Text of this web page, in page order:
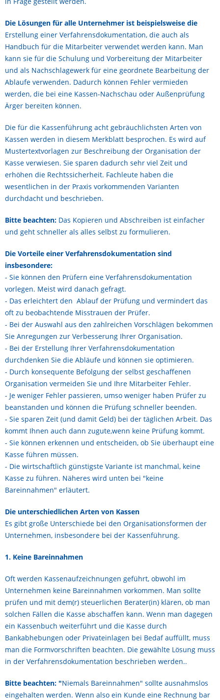
Die Lösungen für alle Unternehmer ist beispielsweise die
Erstellung einer Verfahrensdokumentation, die auch als
Handbuch für die Mitarbeiter verwendet werden kann. Man
kann sie für die Schulung und Vorbereitung der Mitarbeiter
und als Nachschlagewerk für eine geordnete Bearbeitung der
Ablaufe verwenden. Dadurch können Fehler vermieden
werden, die bei eine Kassen-Nachschau oder Außenprüfung
Ärger bereiten können.
Die für die Kassenführung acht gebräuchlichsten Arten von
Kassen werden in diesem Merkblatt besprochen. Es wird auf
Mustertextvorlagen zur Beschreibung der Organisation der
Kasse verwiesen. Sie sparen dadurch sehr viel Zeit und
erhöhen die Rechtssicherheit. Fachleute haben die
wesentlichen in der Praxis vorkommenden Varianten
durchdacht und beschrieben.
Bitte beachten: Das Kopieren und Abschreiben ist einfacher
und geht schneller als alles selbst zu formulieren.
Die Vorteile einer Verfahrensdokumentation sind
insbesondere:
- Sie können den Prüfern eine Verfahrensdokumentation
vorlegen. Meist wird danach gefragt.
- Das erleichtert den Ablauf der Prüfung und vermindert das
oft zu beobachtende Misstrauen der Prüfer.
- Bei der Auswahl aus den zahlreichen Vorschlägen bekommen
Sie Anregungen zur Verbesserung Ihrer Organisation.
- Bei der Erstellung Ihrer Verfahrensdokumentation
durchdenken Sie die Abläufe und können sie optimieren.
- Durch konsequente Befolgung der selbst geschaffenen
Organisation vermeiden Sie und Ihre Mitarbeiter Fehler.
- Je weniger Fehler passieren, umso weniger haben Prüfer zu
beanstanden und können die Prüfung schneller beenden.
- Sie sparen Zeit (und damit Geld) bei der täglichen Arbeit. Das
kommt Ihnen auch dann zugute,wenn keine Prüfung kommt.
- Sie können erkennen und entscheiden, ob Sie überhaupt eine
Kasse führen müssen.
- Die wirtschaftlich günstigste Variante ist manchmal, keine
Kasse zu führen. Näheres wird unten bei "keine
Bareinnahmen" erläutert.
Die unterschiedlichen Arten von Kassen
Es gibt große Unterschiede bei den Organisationsformen der
Unternehmen, insbesondere bei der Kassenführung.
1. Keine Bareinnahmen
Oft werden Kassenaufzeichnungen geführt, obwohl im
Unternehmen keine Bareinnahmen vorkommen. Man sollte
prüfen und mit dem(r) steuerlichen Berater(in) klären, ob man
solchen Fällen die Kasse abschaffen kann. Wenn man dagegen
ein Kassenbuch weiterführt und die Kasse durch
Bankabhebungen oder Privateinlagen bei Bedaf auffüllt, muss
man die Formvorschriften beachten. Die gewählte Lösung muss
in der Verfahrensdokumentation beschrieben werden..
Bitte beachten: "Niemals Bareinnahmen" sollte ausnahmslos
eingehalten werden. Wenn also ein Kunde eine Rechnung bar